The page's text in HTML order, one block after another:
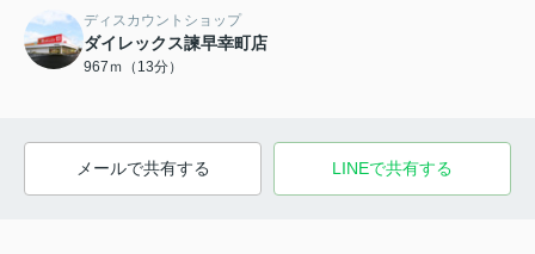
ディスカウントショップ
ダイレックス諫早幸町店
967ｍ（13分）
メールで共有する LINEで共有する